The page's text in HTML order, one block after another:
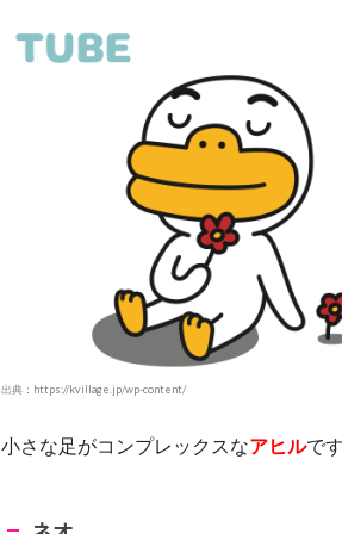
出典：https://kvillage.jp/wp-content/
小さな足がコンプレックスなアヒルで